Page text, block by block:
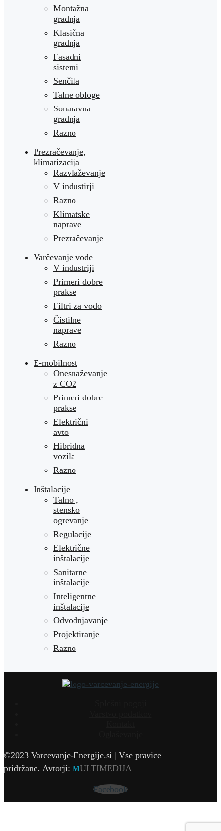
Montažna
gradnja
Klasična
gradnja
Fasadni
sistemi
Senčila
Talne obloge
Sonaravna
gradnja
Razno
Prezračevanje,
klimatizacija
Razvlaževanje
V industirji
Razno
Klimatske
naprave
Prezračevanje
Varčevanje vode
V industriji
Primeri dobre
prakse
Filtri za vodo
Čistilne
naprave
Razno
E-mobilnost
Onesnaževanje
z CO2
Primeri dobre
prakse
Električni
avto
Hibridna
vozila
Razno
Inštalacije
Talno ,
stensko
ogrevanje
Regulacije
Električne
inštalacije
Sanitarne
inštalacije
Inteligentne
inštalacije
Odvodnjavanje
Projektiranje
Razno
©2023 Varcevanje-Energije.si | Vse pravice
pridržane. Avtorji: MULTIMEDIJA
Facebook